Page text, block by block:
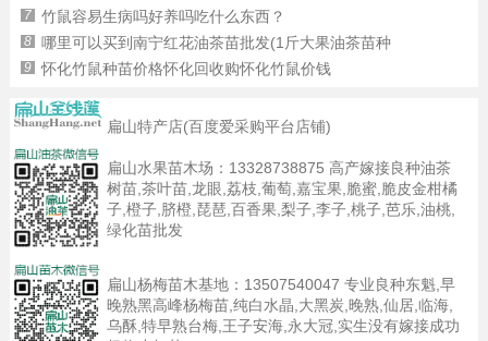
7 竹鼠容易生病吗好养吗吃什么东西？
8 哪里可以买到南宁红花油茶苗批发(1斤大果油茶苗种
9 怀化竹鼠种苗价格怀化回收购怀化竹鼠价钱
扁山特产店(百度爱采购平台店铺)
扁山水果苗木场： 13328738875 高产嫁接良种油茶
树苗,茶叶苗,龙眼,荔枝,葡萄,嘉宝果,脆蜜,脆皮金柑橘
子,橙子,脐橙,琵琶,百香果,梨子,李子,桃子,芭乐,油桃,
绿化苗批发
扁山杨梅苗木基地： 13507540047 专业良种东魁,早
晚熟黑高峰杨梅苗,纯白水晶,大黑炭,晚熟,仙居,临海,
乌酥,特早熟台梅,王子安海,永大冠,实生没有嫁接成功